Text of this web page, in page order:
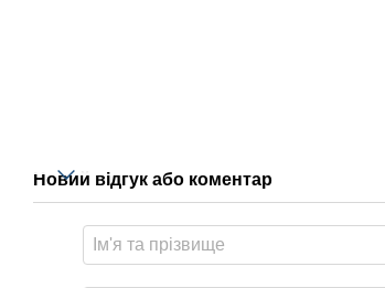
Новий відгук або коментар